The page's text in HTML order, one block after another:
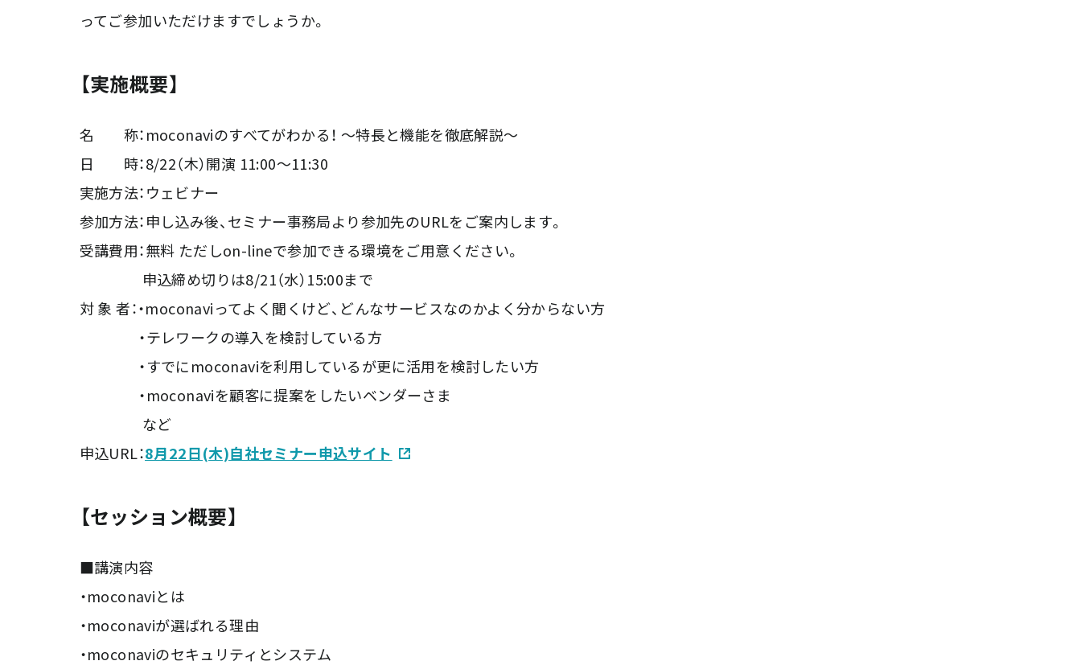
ってご参加いただけますでしょうか。
【実施概要】
名 称：moconaviのすべてがわかる！ ～特長と機能を徹底解説～
日 時：8/22（木）開演 11:00～11:30
実施方法：ウェビナー
参加方法：申し込み後、セミナー事務局より参加先のURLをご案内します。
受講費用：無料 ただしon-lineで参加できる環境をご用意ください。
申込締め切りは8/21（水）15:00まで
対 象 者：・moconaviってよく聞くけど、どんなサービスなのかよく分からない方
・テレワークの導入を検討している方
・すでにmoconaviを利用しているが更に活用を検討したい方
・moconaviを顧客に提案をしたいベンダーさま
など
申込URL：8月22日(木)自社セミナー申込サイト
【セッション概要】
■講演内容
・moconaviとは
・moconaviが選ばれる理由
・moconaviのセキュリティとシステム